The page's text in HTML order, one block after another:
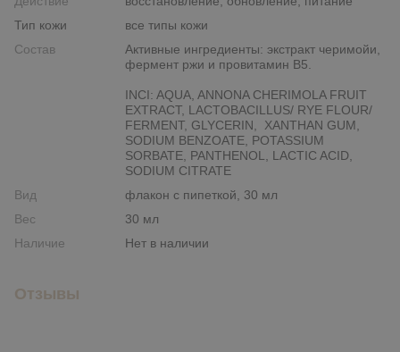
Тип кожи
все типы кожи
Состав
Активные ингредиенты: экстракт черимойи,
фермент ржи и провитамин В5.
INCI: AQUA, ANNONA CHERIMOLA FRUIT
EXTRACT, LACTOBACILLUS/ RYE FLOUR/
FERMENT, GLYCERIN, XANTHAN GUM,
SODIUM BENZOATE, POTASSIUM
SORBATE, PANTHENOL, LACTIC ACID,
SODIUM CITRATE
Вид
флакон с пипеткой, 30 мл
Вес
30 мл
Наличие
Нет в наличии
Отзывы